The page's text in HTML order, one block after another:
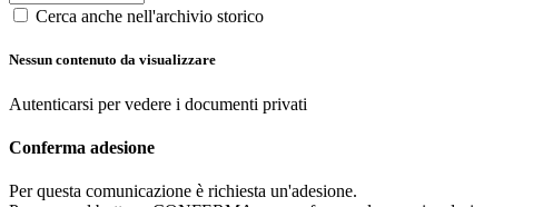
Cerca anche nell'archivio storico
Nessun contenuto da visualizzare
Autenticarsi per vedere i documenti privati
Conferma adesione
Per questa comunicazione è richiesta un'adesione.